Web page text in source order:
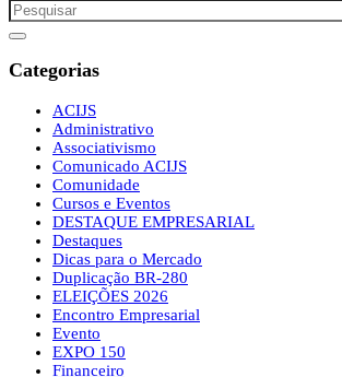
Categorias
ACIJS
Administrativo
Associativismo
Comunicado ACIJS
Comunidade
Cursos e Eventos
DESTAQUE EMPRESARIAL
Destaques
Dicas para o Mercado
Duplicação BR-280
ELEIÇÕES 2026
Encontro Empresarial
Evento
EXPO 150
Financeiro